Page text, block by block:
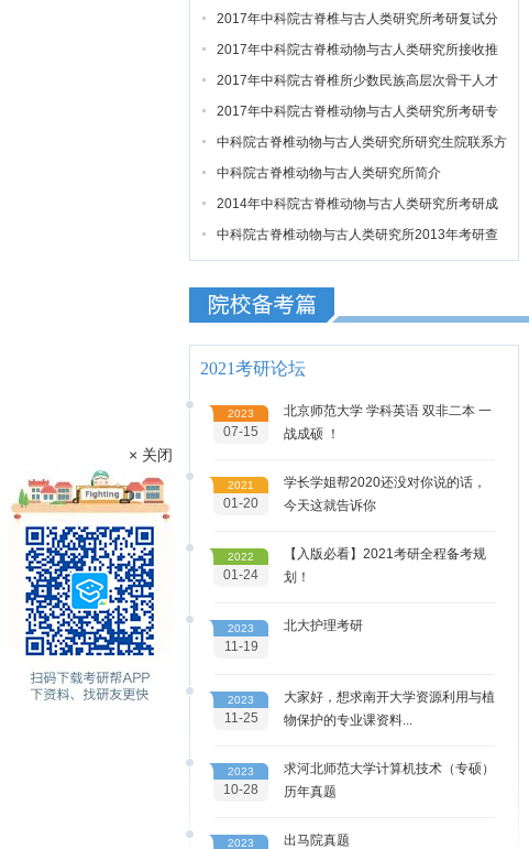
2017年中科院古脊椎与古人类研究所考研复试分
数线公布通知
2017年中科院古脊椎动物与古人类研究所接收推
免研究生办法
2017年中科院古脊椎所少数民族高层次骨干人才
计划招生简章
2017年中科院古脊椎动物与古人类研究所考研专
业目录
中科院古脊椎动物与古人类研究所研究生院联系方
式
中科院古脊椎动物与古人类研究所简介
2014年中科院古脊椎动物与古人类研究所考研成
绩查询通知
中科院古脊椎动物与古人类研究所2013年考研查
分
2021考研论坛
2023
07-15
北京师范大学 学科英语 双非二本 一
战成硕 ！
2021
01-20
学长学姐帮2020还没对你说的话，
今天这就告诉你
2022
01-24
【入版必看】2021考研全程备考规
划！
2023
11-19
北大护理考研
2023
11-25
大家好，想求南开大学资源利用与植
物保护的专业课资料...
2023
10-28
求河北师范大学计算机技术（专硕）
历年真题
2023 出马院真题
× 关闭